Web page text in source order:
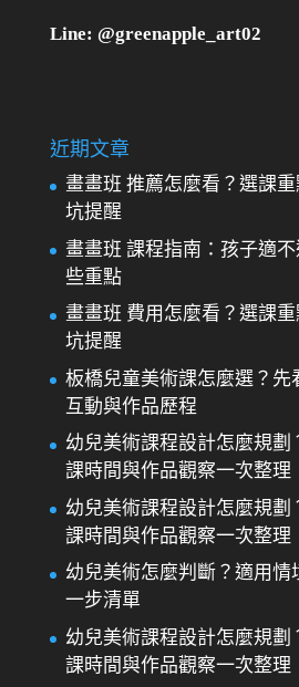
Line: @greenapple_art02
近期文章
畫畫班 推薦怎麼看？選課
坑提醒
畫畫班 課程指南：孩子適
些重點
畫畫班 費用怎麼看？選課
坑提醒
板橋兒童美術課怎麼選？先
互動與作品歷程
幼兒美術課程設計怎麼規劃
課時間與作品觀察一次整理
幼兒美術課程設計怎麼規劃
課時間與作品觀察一次整理
幼兒美術怎麼判斷？適用情
一步清單
幼兒美術課程設計怎麼規劃
課時間與作品觀察一次整理